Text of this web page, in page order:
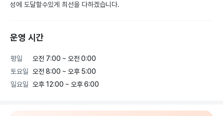
성에 도달할수있게 최선을 다하겠습니다.
운영 시간
평일
오전 7:00 ~ 오전 0:00
토요일
오전 8:00 ~ 오후 5:00
일요일
오후 12:00 ~ 오후 6:00